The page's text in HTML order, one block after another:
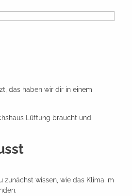
das haben wir dir in einem
Lüftung braucht und
wissen, wie das Klima im